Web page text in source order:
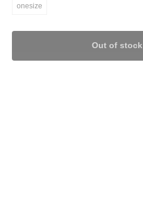
onesize
Out of stock